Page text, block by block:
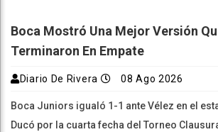
Boca Mostró Una Mejor Versión
Terminaron En Empate
Diario De Rivera 08 Ago 2026
Boca Juniors igualó 1-1 ante Vélez en el
Ducó por la cuarta fecha del Torneo